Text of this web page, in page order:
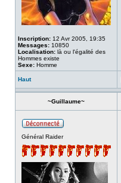
Inscription: 12 Avr 2005, 19:35
Messages: 10850
Localisation: là ou l'égalité des
Hommes existe
Sexe: Homme
Haut
~Guillaume~
Général Raider